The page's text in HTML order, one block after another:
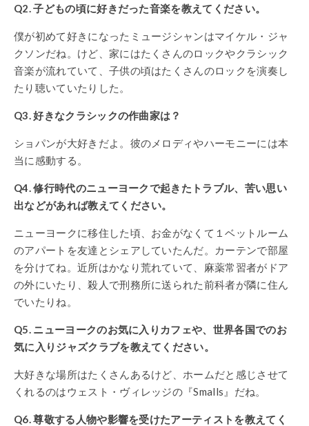
Q2. 子どもの頃に好きだった音楽を教えてください。
僕が初めて好きになったミュージシャンはマイケル・ジャ
クソンだね。けど、家にはたくさんのロックやクラシック
音楽が流れていて、子供の頃はたくさんのロックを演奏し
たり聴いていたりした。
Q3. 好きなクラシックの作曲家は？
ショパンが大好きだよ。彼のメロディやハーモニーには本
当に感動する。
Q4. 修行時代のニューヨークで起きたトラブル、苦い思い
出などがあれば教えてください。
ニューヨークに移住した頃、お金がなくて１ベットルーム
のアパートを友達とシェアしていたんだ。カーテンで部屋
を分けてね。近所はかなり荒れていて、麻薬常習者がドア
の外にいたり、殺人で刑務所に送られた前科者が隣に住ん
でいたりね。
Q5. ニューヨークのお気に入りカフェや、世界各国でのお
気に入りジャズクラブを教えてください。
大好きな場所はたくさんあるけど、ホームだと感じさせて
くれるのはウェスト・ヴィレッジの『Smalls』だね。
Q6. 尊敬する人物や影響を受けたアーティストを教えてく